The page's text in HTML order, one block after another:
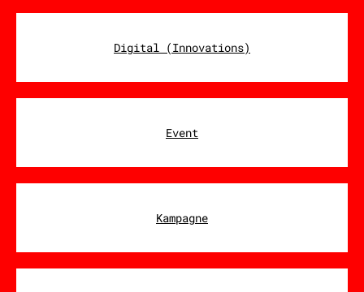
Digital (Innovations)
Event
Kampagne